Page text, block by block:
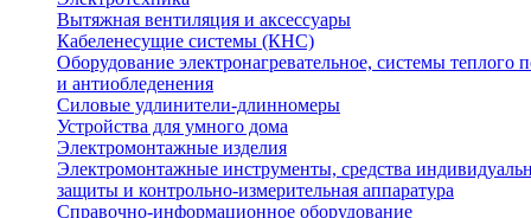
Вытяжная вентиляция и аксессуары
Кабеленесущие системы (КНС)
Оборудование электронагревательное, системы теплого
и антиобледенения
Силовые удлинители-длинномеры
Устройства для умного дома
Электромонтажные изделия
Электромонтажные инструменты, средства
защиты и контрольно-измерительная аппаратура
Справочно-информационное оборудование